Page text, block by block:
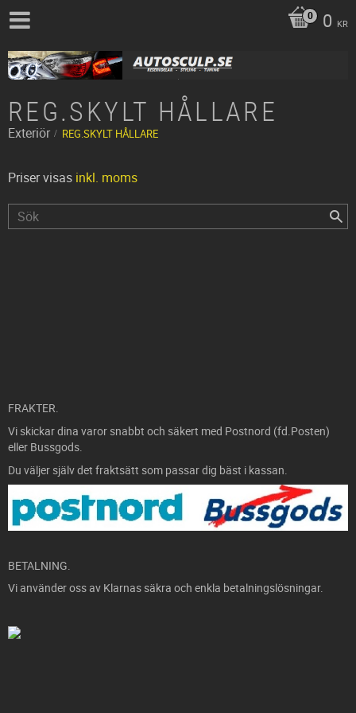
0 KR
REG.SKYLT HÅLLARE
Exteriör REG.SKYLT HÅLLARE
Priser visas inkl. moms
FRAKTER.
Vi skickar dina varor snabbt och säkert med Postnord (fd.Posten)
eller Bussgods.
Du väljer själv det fraktsätt som passar dig bäst i kassan.
BETALNING.
Vi använder oss av Klarnas säkra och enkla betalningslösningar.